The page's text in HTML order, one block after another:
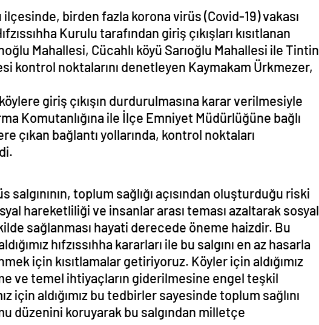
birden fazla korona virüs (Covid-19) vakası
Kurulu tarafından giriş çıkışları kısıtlanan
Mahallesi, Cücahlı köyü Sarıoğlu Mahallesi ile Tintin
kontrol noktalarını denetleyen Kaymakam Ürkmezer,
giriş çıkışın durdurulmasına karar verilmesiyle
Komutanlığına ile İlçe Emniyet Müdürlüğüne bağlı
çıkan bağlantı yollarında, kontrol noktaları
salgınının, toplum sağlığı açısından oluşturduğu riski
hareketliliği ve insanlar arası teması azaltarak sosyal
sağlanması hayati derecede öneme haizdir. Bu
hıfzıssıhha kararları ile bu salgını en az hasarla
için kısıtlamalar getiriyoruz. Köyler için aldığımız
ve temel ihtiyaçların giderilmesine engel teşkil
için aldığımız bu tedbirler sayesinde toplum sağlını
düzenini koruyarak bu salgından milletçe